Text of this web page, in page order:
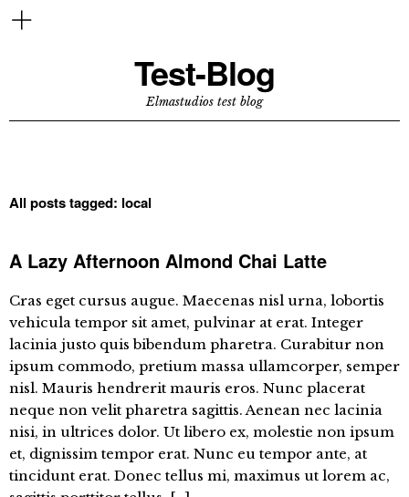
Test-Blog
Elmastudios test blog
All posts tagged: local
A Lazy Afternoon Almond Chai Latte
Cras eget cursus augue. Maecenas nisl urna, lobortis
vehicula tempor sit amet, pulvinar at erat. Integer
lacinia justo quis bibendum pharetra. Curabitur non
ipsum commodo, pretium massa ullamcorper, semper
nisl. Mauris hendrerit mauris eros. Nunc placerat
neque non velit pharetra sagittis. Aenean nec lacinia
nisi, in ultrices dolor. Ut libero ex, molestie non ipsum
et, dignissim tempor erat. Nunc eu tempor ante, at
tincidunt erat. Donec tellus mi, maximus ut lorem ac,